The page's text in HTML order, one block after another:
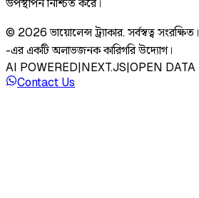
উপস্থাপন নিশ্চিত করে।
© 2026 ভায়োলেন্স ট্র্যাকার.সর্বস্বত্ব সংরক্ষিত।
-এর একটি অলাভজনক কারিগরি উদ্যোগ।
AI POWERED|NEXT.JS|OPEN DATA
Contact Us